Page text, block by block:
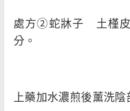
處方②蛇牀子 土槿
分。
上藥加水濃煎後薰洗